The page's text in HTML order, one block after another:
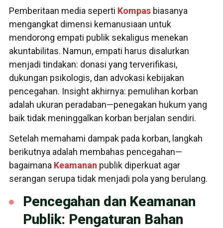
Pemberitaan media seperti Kompas biasanya
mengangkat dimensi kemanusiaan untuk
mendorong empati publik sekaligus menekan
akuntabilitas. Namun, empati harus disalurkan
menjadi tindakan: donasi yang terverifikasi,
dukungan psikologis, dan advokasi kebijakan
pencegahan. Insight akhirnya: pemulihan korban
adalah ukuran peradaban—penegakan hukum yang
baik tidak meninggalkan korban berjalan sendiri.
Setelah memahami dampak pada korban, langkah
berikutnya adalah membahas pencegahan—
bagaimana Keamanan publik diperkuat agar
serangan serupa tidak menjadi pola yang berulang.
Pencegahan dan Keamanan
Publik: Pengaturan Bahan